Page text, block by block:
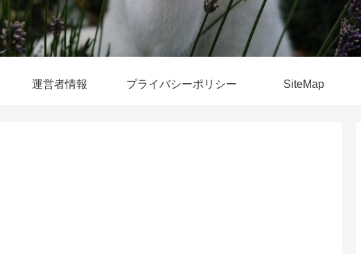
運営者情報 プライバシーポリシー SiteMap